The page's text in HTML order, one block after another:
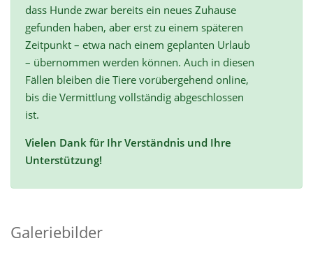
dass Hunde zwar bereits ein neues Zuhause
gefunden haben, aber erst zu einem späteren
Zeitpunkt – etwa nach einem geplanten Urlaub
– übernommen werden können. Auch in diesen
Fällen bleiben die Tiere vorübergehend online,
bis die Vermittlung vollständig abgeschlossen
ist.
Vielen Dank für Ihr Verständnis und Ihre
Unterstützung!
Galeriebilder